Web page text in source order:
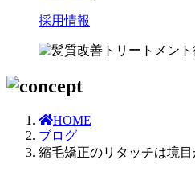
採用情報
HOME
ブログ
縮毛矯正のリタッチは境目